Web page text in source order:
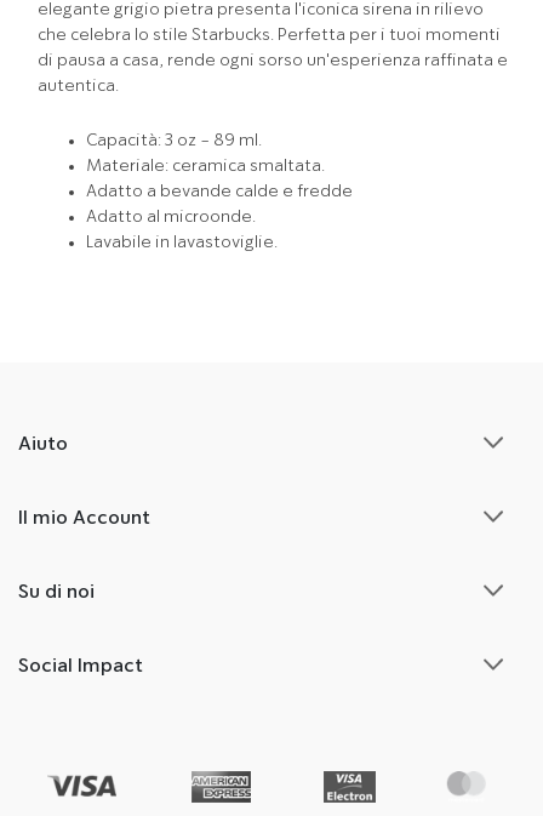
elegante grigio pietra presenta l'iconica sirena in rilievo
che celebra lo stile Starbucks. Perfetta per i tuoi momenti
di pausa a casa, rende ogni sorso un'esperienza raffinata e
autentica.
Capacità: 3 oz - 89 ml.
Materiale: ceramica smaltata.
Adatto a bevande calde e fredde
Adatto al microonde.
Lavabile in lavastoviglie.
Aiuto
Il mio Account
Su di noi
Social Impact